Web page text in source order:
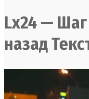
Lx24 —
назад